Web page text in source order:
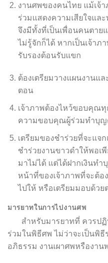
งานศพของคนไทย แม้เจ้
ร่วมแสดงความเสียใจแ
จึงมีทั้งที่เป็นเพื่อนคนตาย
ไม่รู้จักก็ได้ หากเป็นเจ้าภ
รับรองต้อนรับแขก
ต้องเตรียมวางแผนงานแ
ตอน
เจ้าภาพต้องไหว้ขอบคุณ
ความขอบคุณผู้ร่วมทำบุญ
เตรียมของชำร่วยที่จะแจ
ชำร่วยงานขาวดำให้พอเ
มาไม่ได้ แต่ได้ฝากเงินท
หน้าที่ของเจ้าภาพที่จะต้อ
ไปให้ หรือเตรียมมอบด้วย
มารยาทในการไปงานศพ
สำหรับมารยาทที่ ควรปฏิบั
ร่วมในพิธีศพ ไม่ว่าจะเป็นพิ
อภิธรรม งานเผาศพหรืองาน